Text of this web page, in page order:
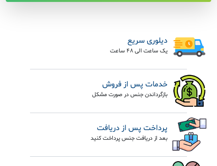
دیلوری سریع
یک ساعت الی 48 ساعت
خدمات پس از فروش
بازگرداندن جنس در صورت مشکل
پرداخت پس از دریافت
بعد از دریافت جنس پرداخت کنید